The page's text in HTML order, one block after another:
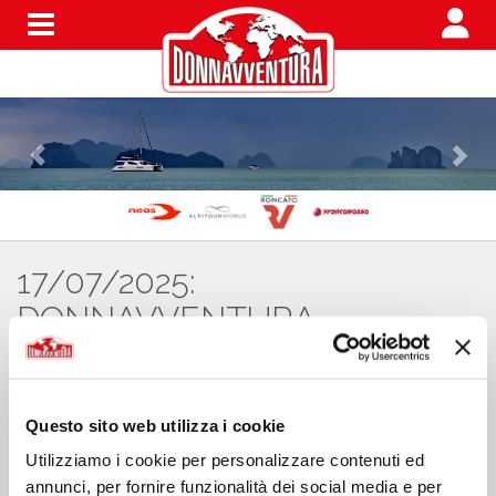
Questo sito web utilizza i cookie
Utilizziamo i cookie per personalizzare contenuti ed
annunci, per fornire funzionalità dei social media e per
Menu
17/07/2025:
DONNAVVENTURA
EXPERIENCE: KAZAKISTAN -
VIAGGIO TRA FUTURO E
TRADIZIONE
Donnavventura, che in oltre 35 anni di esplorazioni ha